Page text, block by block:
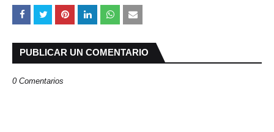
PUBLICAR UN COMENTARIO
0 Comentarios